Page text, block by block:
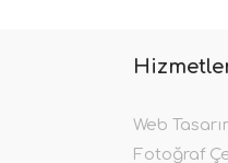
Web
Fotoğraf